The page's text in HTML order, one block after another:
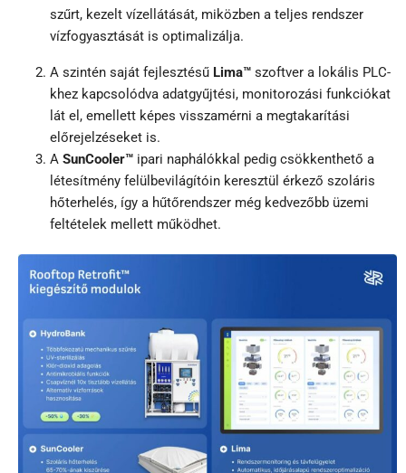
szűrt, kezelt vízellátását, miközben a teljes rendszer
vízfogyasztását is optimalizálja.
A szintén saját fejlesztésű Lima™ szoftver a lokális PLC-
khez kapcsolódva adatgyűjtési, monitorozási funkciókat
lát el, emellett képes visszamérni a megtakarítási
előrejelzéseket is.
A SunCooler™ ipari naphálókkal pedig csökkenthető a
létesítmény felülbevilágítóin keresztül érkező szoláris
hőterhelés, így a hűtőrendszer még kedvezőbb üzemi
feltételek mellett működhet.